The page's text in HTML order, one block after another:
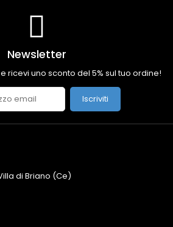
Newsletter
ricevi uno sconto del 5% sul tuo ordine!
Iscriviti
di Briano (Ce)